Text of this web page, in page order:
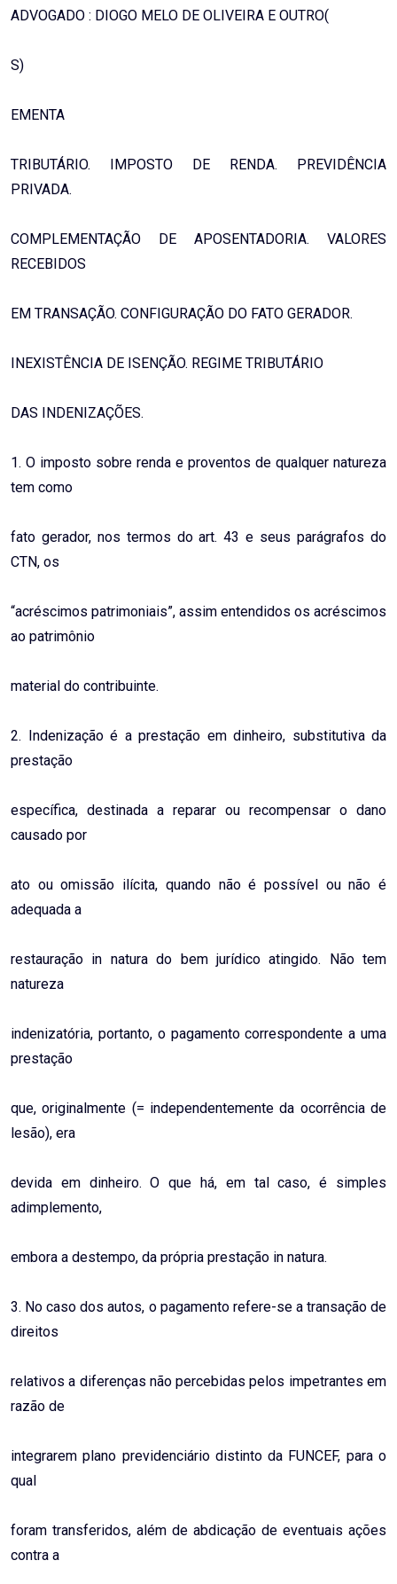
ADVOGADO : DIOGO MELO DE OLIVEIRA E OUTRO(
S)
EMENTA
TRIBUTÁRIO. IMPOSTO DE RENDA. PREVIDÊNCIA
PRIVADA.
COMPLEMENTAÇÃO DE APOSENTADORIA. VALORES
RECEBIDOS
EM TRANSAÇÃO. CONFIGURAÇÃO DO FATO GERADOR.
INEXISTÊNCIA DE ISENÇÃO. REGIME TRIBUTÁRIO
DAS INDENIZAÇÕES.
1. O imposto sobre renda e proventos de qualquer natureza
tem como
fato gerador, nos termos do art. 43 e seus parágrafos do
CTN, os
“acréscimos patrimoniais”, assim entendidos os acréscimos
ao patrimônio
material do contribuinte.
2. Indenização é a prestação em dinheiro, substitutiva da
prestação
específica, destinada a reparar ou recompensar o dano
causado por
ato ou omissão ilícita, quando não é possível ou não é
adequada a
restauração in natura do bem jurídico atingido. Não tem
natureza
indenizatória, portanto, o pagamento correspondente a uma
prestação
que, originalmente (= independentemente da ocorrência de
lesão), era
devida em dinheiro. O que há, em tal caso, é simples
adimplemento,
embora a destempo, da própria prestação in natura.
3. No caso dos autos, o pagamento refere-se a transação de
direitos
relativos a diferenças não percebidas pelos impetrantes em
razão de
integrarem plano previdenciário distinto da FUNCEF, para o
qual
foram transferidos, além de abdicação de eventuais ações
contra a